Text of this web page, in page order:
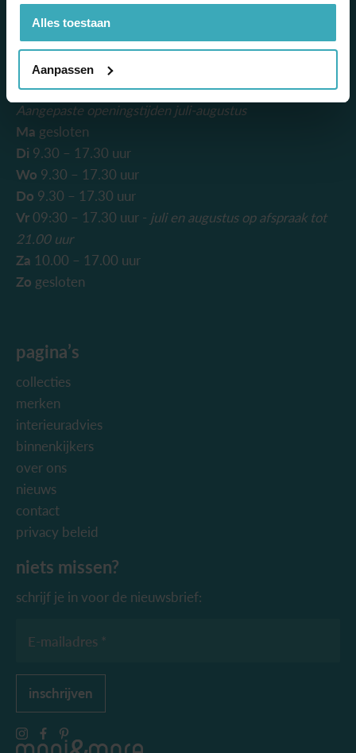
Alles toestaan
Aanpassen
010 – 420 41 45
info@mooienmore.nl
openingstijden
Aangepaste openingstijden juli-augustus
Ma gesloten
Di 9.30 – 17.30 uur
Wo 9.30 – 17.30 uur
Do 9.30 – 17.30 uur
Vr 09:30 – 17.30 uur - juli en augustus op afspraak tot
21.00 uur
Za 10.00 – 17.00 uur
Zo gesloten
pagina’s
collecties
merken
interieuradvies
binnenkijkers
over ons
nieuws
contact
privacy beleid
niets missen?
schrijf je in voor de nieuwsbrief:
E-mailadres *
inschrijven